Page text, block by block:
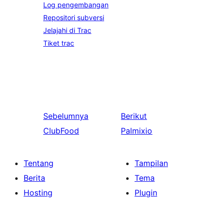
Log pengembangan
Repositori subversi
Jelajahi di Trac
Tiket trac
Sebelumnya
ClubFood
Berikut
Palmixio
Tentang
Berita
Hosting
Tampilan
Tema
Plugin